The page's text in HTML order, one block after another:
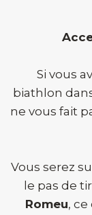
Si vous
biathlon
ne vous fait
Vous serez
le pas de
Romeu,